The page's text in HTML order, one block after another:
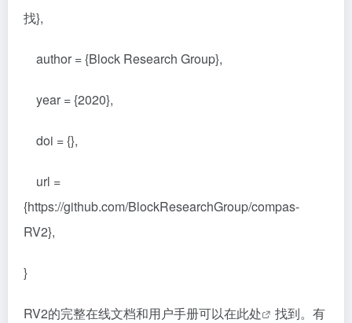
找},
author = {Block Research Group},
year = {2020},
doi = {},
url =
{https://github.com/BlockResearchGroup/compas-
RV2},
}
RV2的完整在线文档和用户手册可以在此处
找到。有